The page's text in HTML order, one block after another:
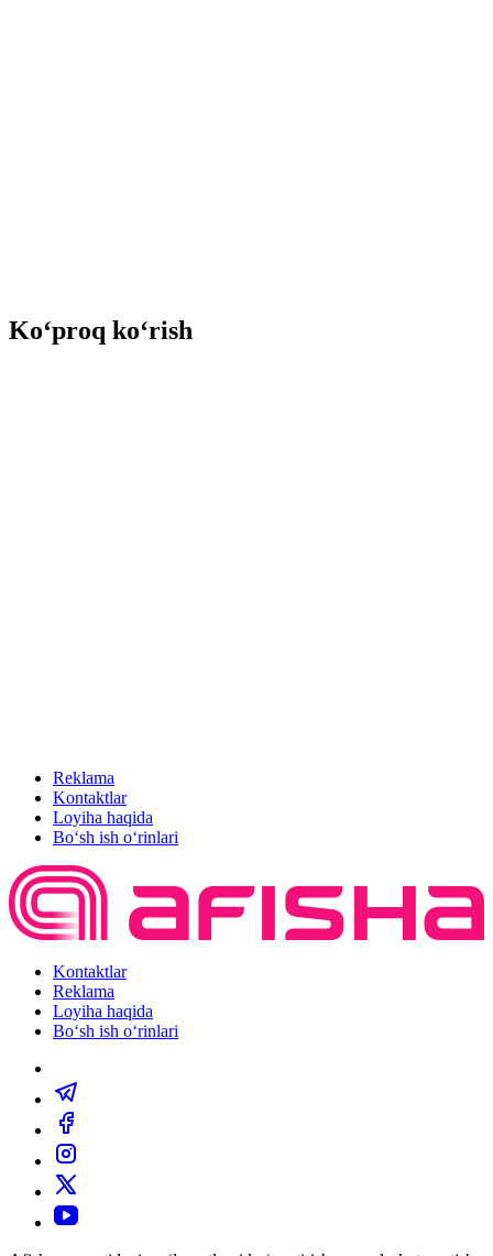
Ko‘proq ko‘rish
Reklama
Kontaktlar
Loyiha haqida
Bo‘sh ish o‘rinlari
Kontaktlar
Reklama
Loyiha haqida
Bo‘sh ish o‘rinlari